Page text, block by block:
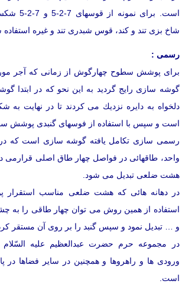
است. برای
شاخ بزی تند و كند، قوس شبدری تند و غیره
رسمی :
برای پوشش سطوح چهارگوش از زمانی كه آجر
گوشه سازی رایج گردید به این نحو كه در ابتدا
دلخواه به دایره نزدیك می كردند تا در نهایت به
است و سپس با استفاده از فوسهای گنبدی پوشش
رسمی سازی تكامل یافته گوشه سازی است كه در
واحد، طاقهائی در فواصل چهار طاق اصلی قرارمی
هشت ضلعی تبدیل می شود.
در دهانه هائی كه هشت ضلعی مناسب استقرار
و … تبدیل نمود و سپس گنبد را بر روی آن مستقر
در مجموعه حرم حضرت عبدالعظیم علیه السّلام
ورودی ها و راهروها و همچنین در سایر فضاها در
است.